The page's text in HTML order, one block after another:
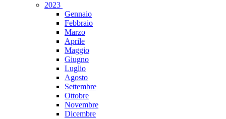
2023
Gennaio
Febbraio
Marzo
Aprile
Maggio
Giugno
Luglio
Agosto
Settembre
Ottobre
Novembre
Dicembre